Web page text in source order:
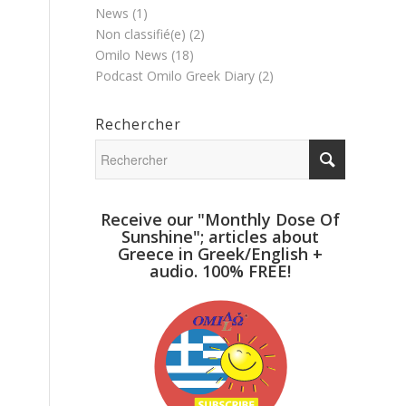
News (1)
Non classifié(e) (2)
Omilo News (18)
Podcast Omilo Greek Diary (2)
Rechercher
Receive our "Monthly Dose Of
Sunshine"; articles about
Greece in Greek/English +
audio. 100% FREE!